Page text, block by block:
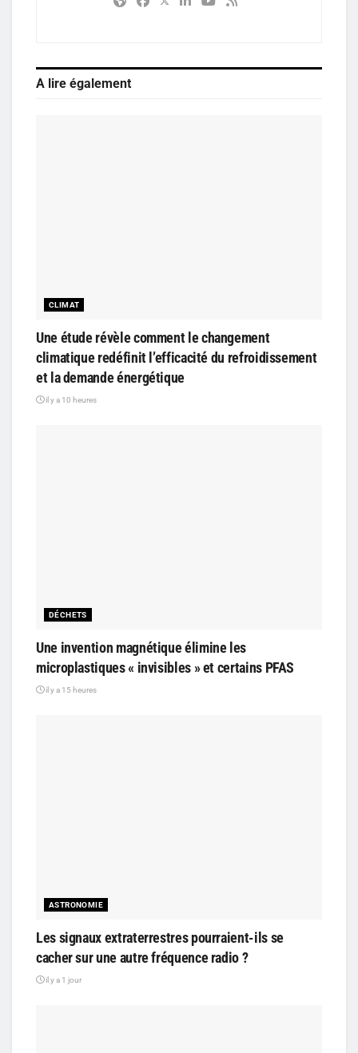
A lire également
CLIMAT
Une étude révèle comment le changement
climatique redéfinit l’efficacité du refroidissement
et la demande énergétique
il y a 10 heures
DÉCHETS
Une invention magnétique élimine les
microplastiques « invisibles » et certains PFAS
il y a 15 heures
ASTRONOMIE
Les signaux extraterrestres pourraient-ils se
cacher sur une autre fréquence radio ?
il y a 1 jour